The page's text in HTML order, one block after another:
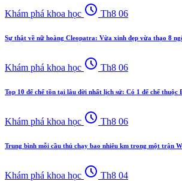
Khám phá khoa học schedule Th8 06
Sự thật về nữ hoàng Cleopatra: Vừa xinh đẹp vừa thạo 8
Khám phá khoa học schedule Th8 06
Top 10 đế chế tồn tại lâu đời nhất lịch sử: Có 1 đế chế thuộc
Khám phá khoa học schedule Th8 06
Trung bình mỗi cầu thủ chạy bao nhiêu km trong một trận
Khám phá khoa học schedule Th8 04